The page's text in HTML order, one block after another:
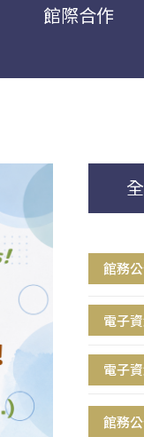
館際合作
館務
電子
電子
館務